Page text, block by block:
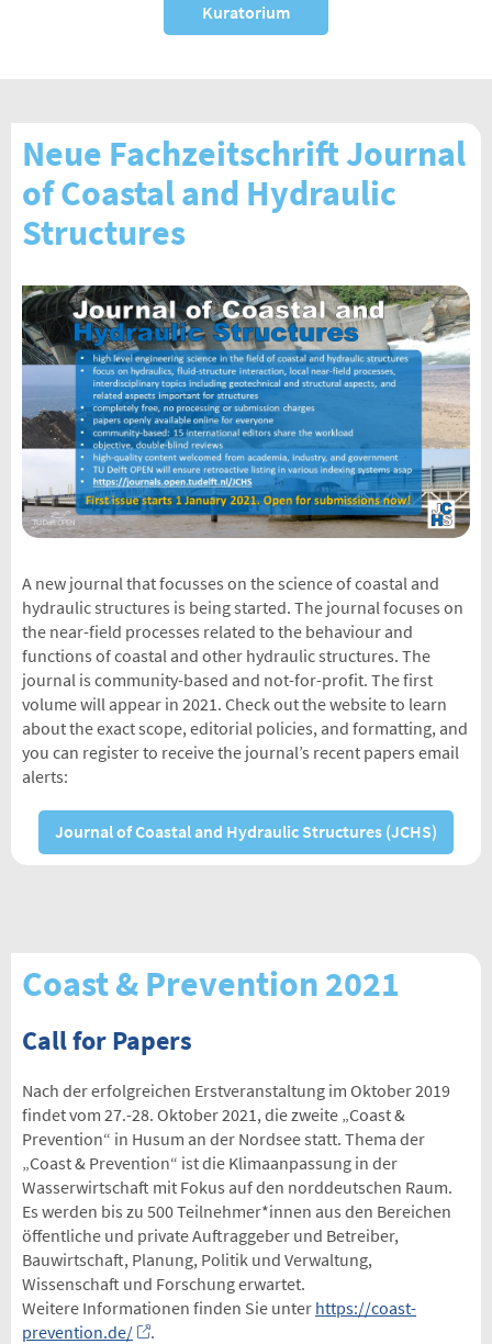
Kuratorium
Neue Fachzeitschrift Journal
of Coastal and Hydraulic
Structures
A new journal that focusses on the science of coastal and
hydraulic structures is being started. The journal focuses on
the near-field processes related to the behaviour and
functions of coastal and other hydraulic structures. The
journal is community-based and not-for-profit. The first
volume will appear in 2021. Check out the website to learn
about the exact scope, editorial policies, and formatting, and
you can register to receive the journal’s recent papers email
alerts:
Journal of Coastal and Hydraulic Structures (JCHS)
Coast & Prevention 2021
Call for Papers
Nach der erfolgreichen Erstveranstaltung im Oktober 2019
findet vom 27.-28. Oktober 2021, die zweite „Coast &
Prevention“ in Husum an der Nordsee statt. Thema der
„Coast & Prevention“ ist die Klimaanpassung in der
Wasserwirtschaft mit Fokus auf den norddeutschen Raum.
Es werden bis zu 500 Teilnehmer*innen aus den Bereichen
öffentliche und private Auftraggeber und Betreiber,
Bauwirtschaft, Planung, Politik und Verwaltung,
Wissenschaft und Forschung erwartet.
Weitere Informationen finden Sie unter https://coast-
prevention.de/
.